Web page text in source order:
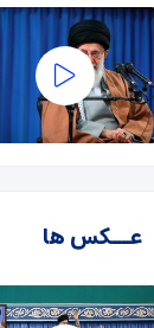
عــکس ها